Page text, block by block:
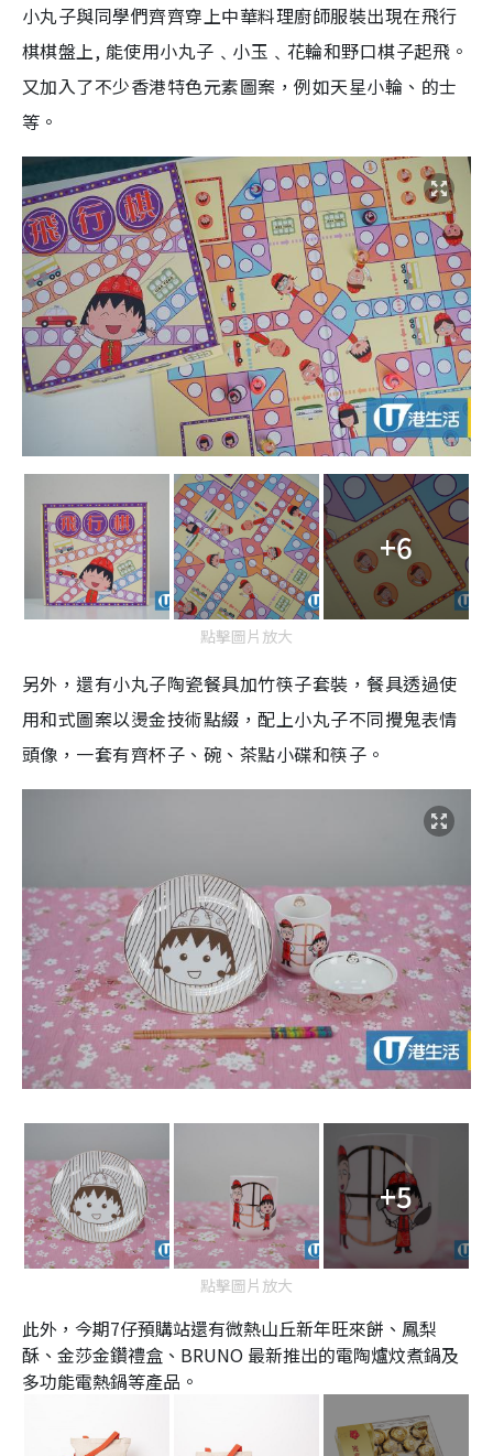
小丸子與同學們齊齊穿上中華料理廚師服裝出現在飛行
棋棋盤上, 能使用小丸子﹑小玉﹑花輪和野口棋子起飛。
又加入了不少香港特色元素圖案，例如天星小輪、的士
等。
+6
點擊圖片放大
另外，還有小丸子陶瓷餐具加竹筷子套裝，餐具透過使
用和式圖案以燙金技術點綴，配上小丸子不同攪鬼表情
頭像，一套有齊杯子、碗、茶點小碟和筷子。
+5
點擊圖片放大
此外，今期7仔預購站還有微熱山丘新年旺來餅、鳳梨
酥、金莎金鑽禮盒、BRUNO 最新推出的電陶爐炆煮鍋及
多功能電熱鍋等產品。